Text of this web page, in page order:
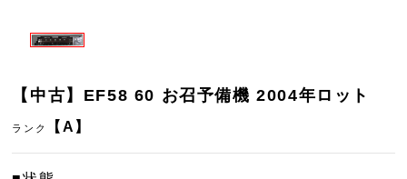
【中古】EF58 60 お召予備機 2004年ロット
ランク 【A】